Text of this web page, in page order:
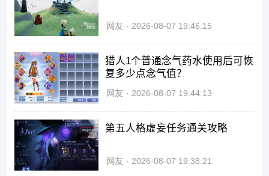
网友 2026-08-07 19:46:15
猎人1个普通念气药水使用后可恢
复多少点念气值？
网友 2026-08-07 19:44:13
第五人格虚妄任务通关攻略
网友 2026-08-07 19:38:21